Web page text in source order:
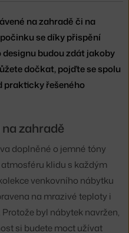
na zahradě či na
se díky přispění
budou zdát jakoby
dočkat, pojďte se spolu
prakticky řešeného
zahradě
doplněné o jemné tóny
klidu s každým
venkovního nábytku
na mrazivé teploty i
byl nábytek navržen,
si budete moct užívat